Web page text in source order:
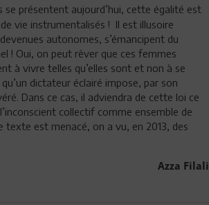
se présentent aujourd’hui, cette égalité est
vie instrumentalisés ! Il est illusoire
autonomes, s’émancipent du
! Oui, on peut rêver que ces femmes
à vivre telles qu’elles sont et non à se
dictateur éclairé impose, par son
Dans ce cas, il adviendra de cette loi ce
collectif comme ensemble de
texte est menacé, on a vu, en 2013, des
Azza Filali